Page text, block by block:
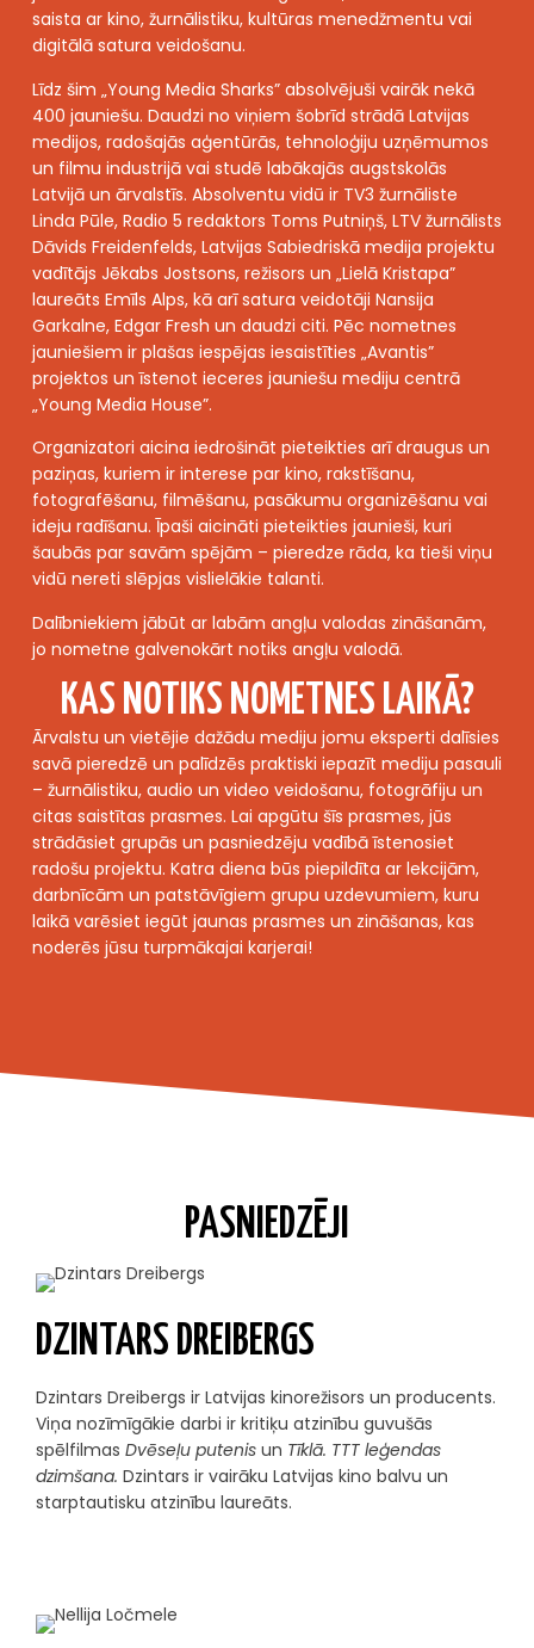
saista ar kino, žurnālistiku, kultūras menedžmentu vai
digitālā satura veidošanu.
Līdz šim „Young Media Sharks” absolvējuši vairāk nekā
400 jauniešu. Daudzi no viņiem šobrīd strādā Latvijas
medijos, radošajās aģentūrās, tehnoloģiju uzņēmumos
un filmu industrijā vai studē labākajās augstskolās
Latvijā un ārvalstīs. Absolventu vidū ir TV3 žurnāliste
Linda Pūle, Radio 5 redaktors Toms Putniņš, LTV žurnālists
Dāvids Freidenfelds, Latvijas Sabiedriskā medija projektu
vadītājs Jēkabs Jostsons, režisors un „Lielā Kristapa”
laureāts Emīls Alps, kā arī satura veidotāji Nansija
Garkalne, Edgar Fresh un daudzi citi. Pēc nometnes
jauniešiem ir plašas iespējas iesaistīties „Avantis”
projektos un īstenot ieceres jauniešu mediju centrā
„Young Media House”.
Organizatori aicina iedrošināt pieteikties arī draugus un
paziņas, kuriem ir interese par kino, rakstīšanu,
fotografēšanu, filmēšanu, pasākumu organizēšanu vai
ideju radīšanu. Īpaši aicināti pieteikties jaunieši, kuri
šaubās par savām spējām – pieredze rāda, ka tieši viņu
vidū nereti slēpjas vislielākie talanti.
Dalībniekiem jābūt ar labām angļu valodas zināšanām,
jo nometne galvenokārt notiks angļu valodā.
KAS NOTIKS NOMETNES LAIKĀ?
Ārvalstu un vietējie dažādu mediju jomu eksperti dalīsies
savā pieredzē un palīdzēs praktiski iepazīt mediju pasauli
– žurnālistiku, audio un video veidošanu, fotogrāfiju un
citas saistītas prasmes. Lai apgūtu šīs prasmes, jūs
strādāsiet grupās un pasniedzēju vadībā īstenosiet
radošu projektu. Katra diena būs piepildīta ar lekcijām,
darbnīcām un patstāvīgiem grupu uzdevumiem, kuru
laikā varēsiet iegūt jaunas prasmes un zināšanas, kas
noderēs jūsu turpmākajai karjerai!
PASNIEDZĒJI
DZINTARS DREIBERGS
Dzintars Dreibergs ir Latvijas kinorežisors un producents.
Viņa nozīmīgākie darbi ir kritiķu atzinību guvušās
spēlfilmas Dvēseļu putenis un Tīklā. TTT leģendas
dzimšana. Dzintars ir vairāku Latvijas kino balvu un
starptautisku atzinību laureāts.